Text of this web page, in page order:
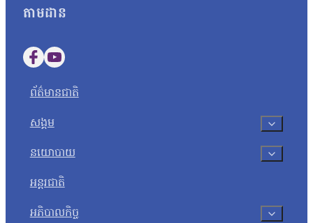
តាមដាន
Follow us on Facebook
Follow us on YouTube
ព័ត៌មានជាតិ
សង្គម
នយោបាយ
អន្តរជាតិ
អភិបាលកិច្ច